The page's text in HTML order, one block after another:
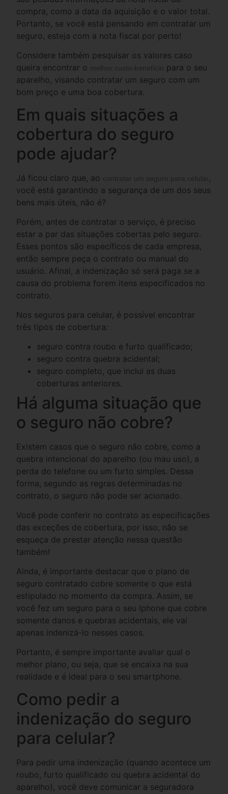
compra, como a data da aquisição e o valor total.
Portanto, se você está pensando em contratar um
seguro, esteja com a nota fiscal por perto!
Considere também pesquisar os valores caso
queira encontrar o melhor custo-benefício para o seu
aparelho, visando contratar um seguro com um
bom preço e uma boa cobertura.
Em quais situações a
cobertura do seguro
pode ajudar?
Já ficou claro que, ao contratar um seguro para celular ,
você está garantindo a segurança de um dos seus
bens mais úteis, não é?
Porém, antes de contratar o serviço, é preciso
estar a par das situações cobertas pelo seguro.
Esses pontos são específicos de cada empresa,
então sempre peça o contrato ou manual do
usuário. Afinal, a indenização só será paga se a
causa do problema forem itens especificados no
contrato.
Nos seguros para celular, é possível encontrar
três tipos de cobertura:
seguro contra roubo e furto qualificado;
seguro contra quebra acidental;
seguro completo, que inclui as duas
coberturas anteriores.
Há alguma situação que
o seguro não cobre?
Existem casos que o seguro não cobre, como a
quebra intencional do aparelho (ou mau uso), a
perda do telefone ou um furto simples. Dessa
forma, segundo as regras determinadas no
contrato, o seguro não pode ser acionado.
Você pode conferir no contrato as especificações
das exceções de cobertura, por isso, não se
esqueça de prestar atenção nessa questão
também!
Ainda, é importante destacar que o plano de
seguro contratado cobre somente o que está
estipulado no momento da compra. Assim, se
você fez um seguro para o seu Iphone que cobre
somente danos e quebras acidentais, ele vai
apenas indenizá-lo nesses casos.
Portanto, é sempre importante avaliar qual o
melhor plano, ou seja, que se encaixa na sua
realidade e é ideal para o seu smartphone.
Como pedir a
indenização do seguro
para celular?
Para pedir uma indenização (quando acontece um
roubo, furto qualificado ou quebra acidental do
aparelho), você deve comunicar a seguradora